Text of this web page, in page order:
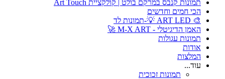
תמונות קנבס במרקם בולט | קולקציית Art Touch
הכי חמים וחדשים
🎨 ART LED 💡-תמונות לד
האמן הדיגיטלי - M-X ART 🚀
תמונות עגולות
אודות
המלצות
עוד...
תמונות זכוכית